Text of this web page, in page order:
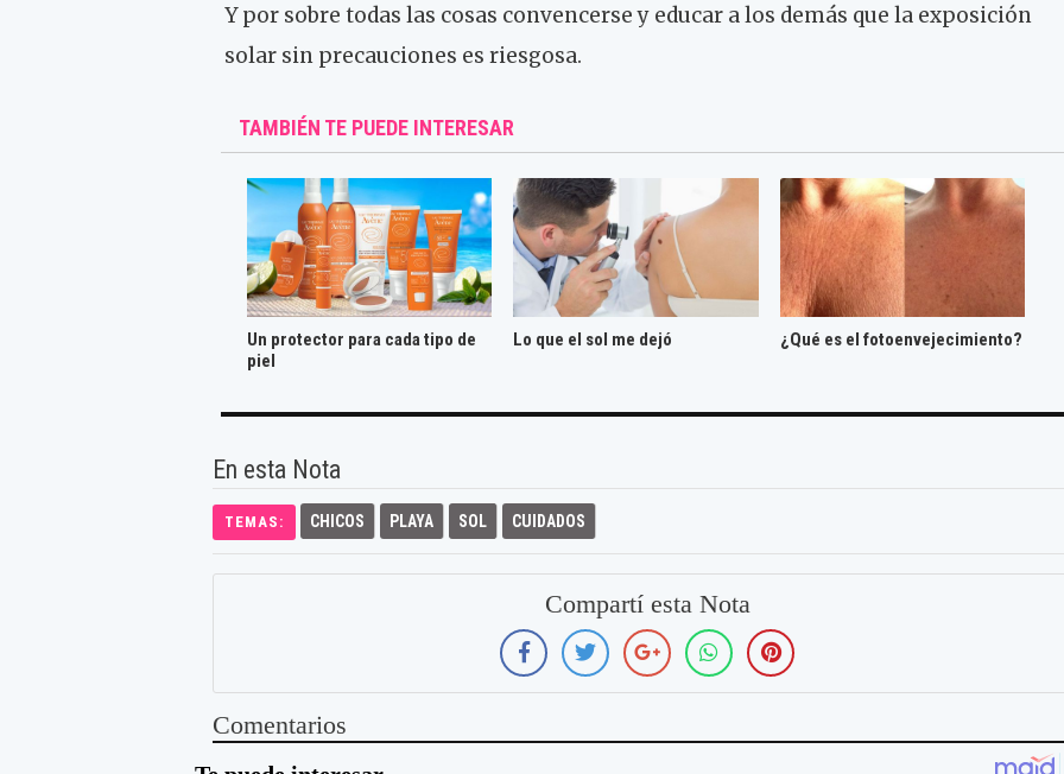
Y por sobre todas las cosas convencerse y educar a los demás que la exposición
solar sin precauciones es riesgosa.
TAMBIÉN TE PUEDE INTERESAR
Un protector para cada tipo de
piel
Lo que el sol me dejó ¿Qué es el fotoenvejecimiento?
En esta Nota
TEMAS: CHICOS PLAYA SOL CUIDADOS
Compartí esta Nota
Comentarios